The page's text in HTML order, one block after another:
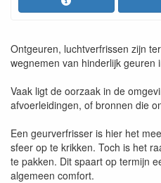
Ontgeuren, luchtverfrissen zijn
wegnemen van hinderlijk geuren
Vaak ligt de oorzaak in de
afvoerleidingen, of bronnen die
Een geurverfrisser is hier het
sfeer op te krikken. Toch is het
te pakken. Dit spaart op termijn
algemeen comfort.